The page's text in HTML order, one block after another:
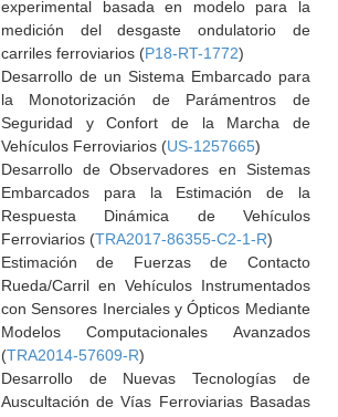
experimental basada en modelo para la
medición del desgaste ondulatorio de
carriles ferroviarios (P18-RT-1772)
Desarrollo de un Sistema Embarcado para
la Monotorización de Parámentros de
Seguridad y Confort de la Marcha de
Vehículos Ferroviarios (US-1257665)
Desarrollo de Observadores en Sistemas
Embarcados para la Estimación de la
Respuesta Dinámica de Vehículos
Ferroviarios (TRA2017-86355-C2-1-R)
Estimación de Fuerzas de Contacto
Rueda/Carril en Vehículos Instrumentados
con Sensores Inerciales y Ópticos Mediante
Modelos Computacionales Avanzados
(TRA2014-57609-R)
Desarrollo de Nuevas Tecnologías de
Auscultación de Vías Ferroviarias Basadas